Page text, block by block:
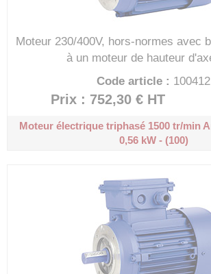
Moteur 230/400V, hors-normes avec
à un moteur de hauteur
Code article : 100412
Prix : 752,30 € HT
Moteur électrique triphasé 1500 tr/min
0,56 kW - (100)